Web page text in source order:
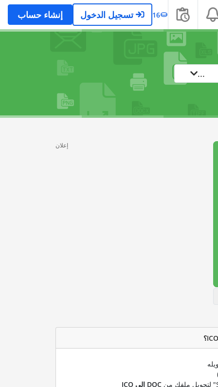
16 تسجيل الدخول إنشاء حساب
...
إعلان
DOC إلى ICO